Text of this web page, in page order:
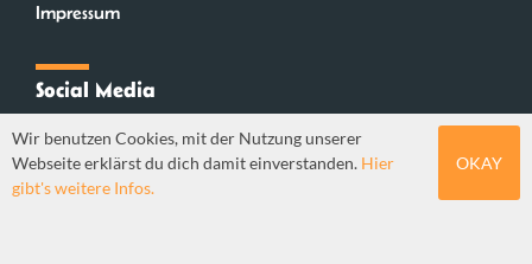
Impressum
Social Media
Mastodon
Wir benutzen Cookies, mit der Nutzung unserer
Webseite erklärst du dich damit einverstanden. Hier
gibt's weitere Infos.
OKAY